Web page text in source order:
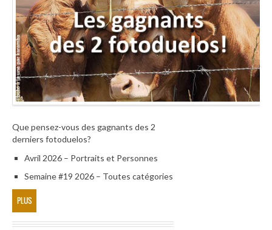
Que pensez-vous des gagnants des 2
derniers fotoduelos?
Avril 2026 – Portraits et Personnes
Semaine #19 2026 – Toutes catégories
PLUS